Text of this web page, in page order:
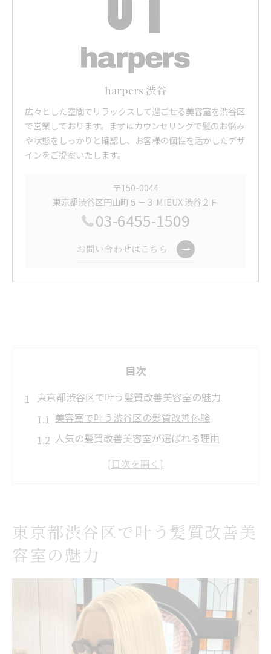
harpers 渋谷
広々とした空間でリラックスして過ごせる美容室を渋谷区
で営業しております。まずはカウンセリングで髪のお悩み
や状態をしっかりと確認し、お客様の個性を活かしたデザ
インをご提案いたします。
〒150-0044
東京都渋谷区円山町５－３ MIEUX 渋谷２Ｆ
03-6455-1509
お問い合わせはこちら
目次
東京都渋谷区で叶う髪質改善美容室の魅力
美容室で叶う渋谷区の髪質改善体験
人気の髪質改善美容室が選ばれる理由
渋谷髪質改善トリートメントの魅力解説
渋谷区の美容室で注目すべき髪質改善技術
髪質改善専門美容室の見分け方と選び方
口コミ重視で選ぶ美容室の髪質改善実績
美容室のカウンセリングで確認すべき点
美容室選びで髪質改善メニューの比較方法
話題の髪質改善トリートメント体験談
東京都渋谷区で叶う髪質改善美
容室の魅力